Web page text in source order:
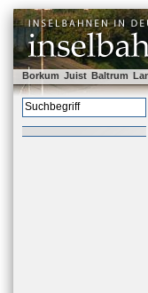
Borkum Juist Baltrum